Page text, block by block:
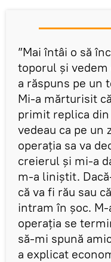
”Mai întâi o să
toporul și
a răspuns pe un
Mi-a mărturisit
primit replica
vedeau ca pe un
operația sa va
creierul și mi-a
m-a liniștit.
că va fi rău sau
intram în șoc.
operația se
să-mi spună
a explicat